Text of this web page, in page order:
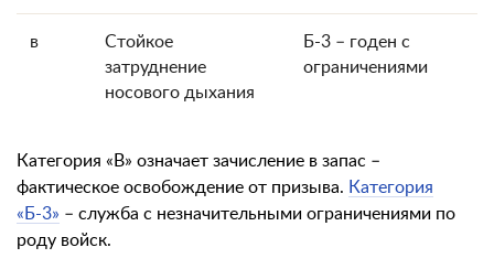
в
Стойкое
затруднение
носового дыхания
Б-3 – годен с
ограничениями
Категория «В» означает зачисление в запас –
фактическое освобождение от призыва. Категория
«Б-3» – служба с незначительными ограничениями по
роду войск.